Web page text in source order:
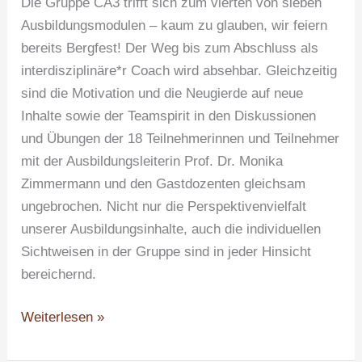
Ausbildungsmodulen – kaum zu glauben, wir feiern
bereits Bergfest! Der Weg bis zum Abschluss als
interdisziplinäre*r Coach wird absehbar. Gleichzeitig
sind die Motivation und die Neugierde auf neue
Inhalte sowie der Teamspirit in den Diskussionen
und Übungen der 18 Teilnehmerinnen und Teilnehmer
mit der Ausbildungsleiterin Prof. Dr. Monika
Zimmermann und den Gastdozenten gleichsam
ungebrochen. Nicht nur die Perspektivenvielfalt
unserer Ausbildungsinhalte, auch die individuellen
Sichtweisen in der Gruppe sind in jeder Hinsicht
bereichernd.
Weiterlesen »